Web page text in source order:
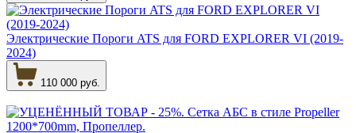
Электрические Пороги ATS для FORD EXPLORER VI (2019-
2024)
110 000 руб.